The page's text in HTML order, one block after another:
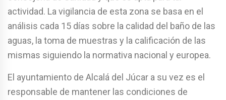
actividad. La vigilancia de esta zona se basa en el
análisis cada 15 días sobre la calidad del baño de las
aguas, la toma de muestras y la calificación de las
mismas siguiendo la normativa nacional y europea.
El ayuntamiento de Alcalá del Júcar a su vez es el
responsable de mantener las condiciones de